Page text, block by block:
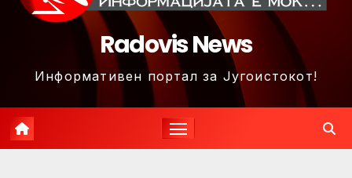
Radovis News
Информативен портал за Југоистокот!